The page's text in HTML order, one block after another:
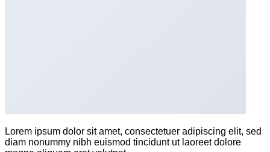
Lorem ipsum dolor sit amet, consectetuer adipiscing elit, sed
diam nonummy nibh euismod tincidunt ut laoreet dolore